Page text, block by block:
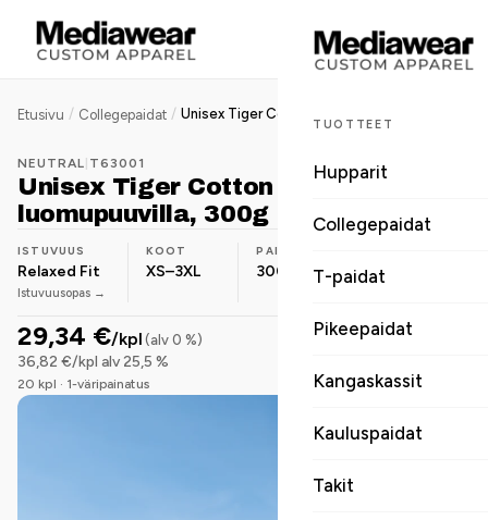
TUOTTEET
Hupparit
Collegepaidat
T-paidat
Pikeepaidat
Kangaskassit
Kauluspaidat
Takit
Etusivu / Collegepaidat /
NEUTRAL T63001
Unisex Tiger Cotton collegepaita,
luomupuuvilla, 300g
ISTUVUUS
Relaxed Fit
Istuvuusopas →
KOOT
XS–3XL
PAINO
300 g Luomupuuvilla
29,34 €/kpl (alv 0 %)
36,82 €/kpl alv 25,5 %
20 kpl · 1-väripainatus